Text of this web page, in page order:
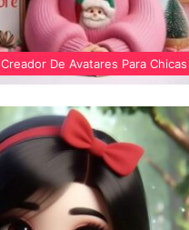
Creador De Avatares Para Chicas